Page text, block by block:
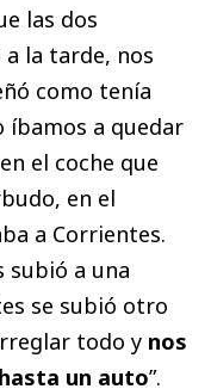
las dos
a la tarde, nos
como tenía
íbamos a quedar
el coche que
en el
a Corrientes.
subió a una
se subió otro
todo y nos
un auto”.